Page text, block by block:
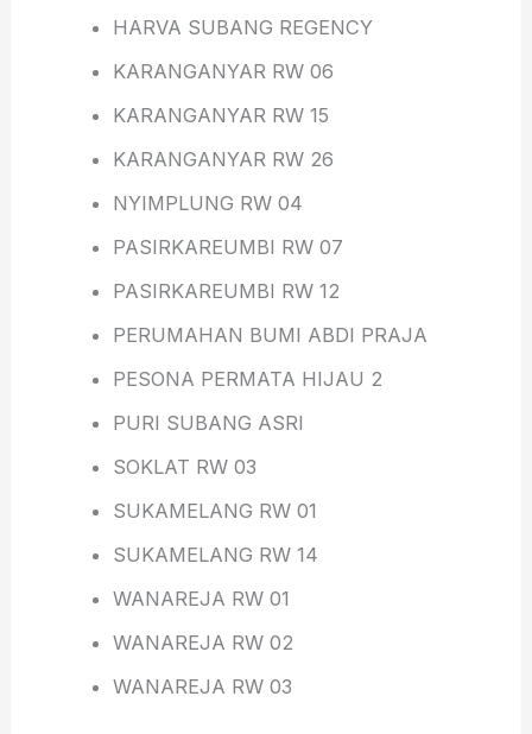
HARVA SUBANG REGENCY
KARANGANYAR RW 06
KARANGANYAR RW 15
KARANGANYAR RW 26
NYIMPLUNG RW 04
PASIRKAREUMBI RW 07
PASIRKAREUMBI RW 12
PERUMAHAN BUMI ABDI PRAJA
PESONA PERMATA HIJAU 2
PURI SUBANG ASRI
SOKLAT RW 03
SUKAMELANG RW 01
SUKAMELANG RW 14
WANAREJA RW 01
WANAREJA RW 02
WANAREJA RW 03